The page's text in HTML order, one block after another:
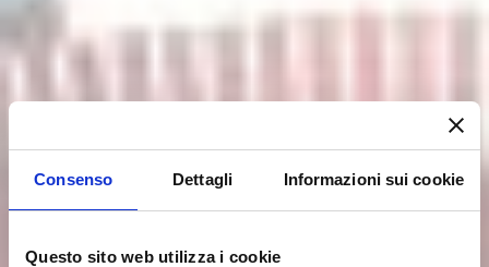
Consenso Dettagli Informazioni sui cookie
Questo sito web utilizza i cookie